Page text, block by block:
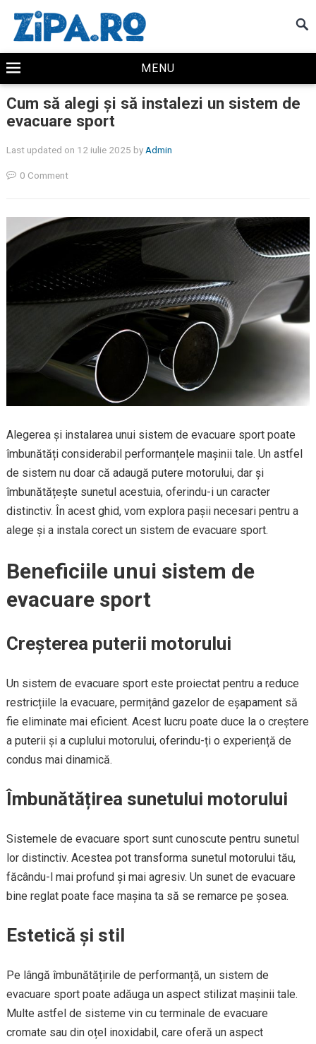
MENU
Cum să alegi și să instalezi un sistem de
evacuare sport
Last updated on 12 iulie 2025 by Admin
0 Comment
Alegerea și instalarea unui sistem de evacuare sport poate
îmbunătăți considerabil performanțele mașinii tale. Un astfel
de sistem nu doar că adaugă putere motorului, dar și
îmbunătățește sunetul acestuia, oferindu-i un caracter
distinctiv. În acest ghid, vom explora pașii necesari pentru a
alege și a instala corect un sistem de evacuare sport.
Beneficiile unui sistem de
evacuare sport
Creșterea puterii motorului
Un sistem de evacuare sport este proiectat pentru a reduce
restricțiile la evacuare, permițând gazelor de eșapament să
fie eliminate mai eficient. Acest lucru poate duce la o creștere
a puterii și a cuplului motorului, oferindu-ți o experiență de
condus mai dinamică.
Îmbunătățirea sunetului motorului
Sistemele de evacuare sport sunt cunoscute pentru sunetul
lor distinctiv. Acestea pot transforma sunetul motorului tău,
făcându-l mai profund și mai agresiv. Un sunet de evacuare
bine reglat poate face mașina ta să se remarce pe șosea.
Estetică și stil
Pe lângă îmbunătățirile de performanță, un sistem de
evacuare sport poate adăuga un aspect stilizat mașinii tale.
Multe astfel de sisteme vin cu terminale de evacuare
cromate sau din oțel inoxidabil, care oferă un aspect